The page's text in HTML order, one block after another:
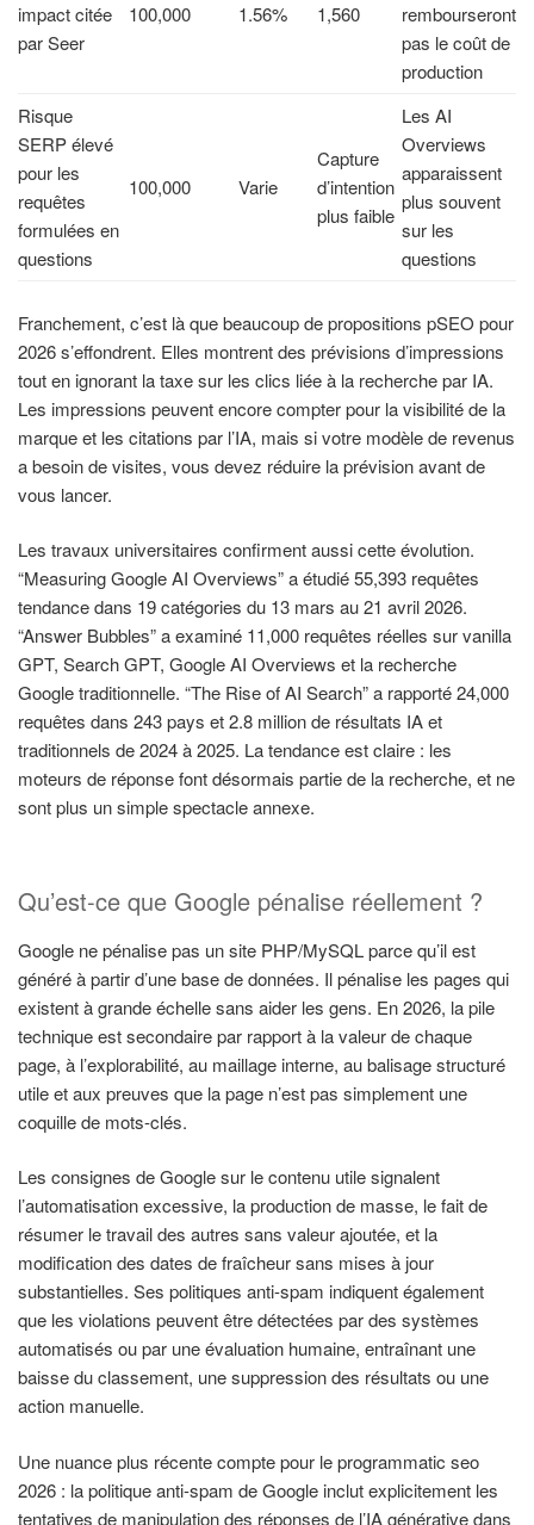
impact citée
par Seer
100,000 1.56% 1,560
rembourseront
pas le coût de
production
Risque
SERP élevé
pour les
requêtes
formulées en
questions
100,000 Varie
Capture
d’intention
plus faible
Les AI
Overviews
apparaissent
plus souvent
sur les
questions
Franchement, c’est là que beaucoup de propositions pSEO pour
2026 s’effondrent. Elles montrent des prévisions d’impressions
tout en ignorant la taxe sur les clics liée à la recherche par IA.
Les impressions peuvent encore compter pour la visibilité de la
marque et les citations par l’IA, mais si votre modèle de revenus
a besoin de visites, vous devez réduire la prévision avant de
vous lancer.
Les travaux universitaires confirment aussi cette évolution.
“Measuring Google AI Overviews” a étudié 55,393 requêtes
tendance dans 19 catégories du 13 mars au 21 avril 2026.
“Answer Bubbles” a examiné 11,000 requêtes réelles sur vanilla
GPT, Search GPT, Google AI Overviews et la recherche
Google traditionnelle. “The Rise of AI Search” a rapporté 24,000
requêtes dans 243 pays et 2.8 million de résultats IA et
traditionnels de 2024 à 2025. La tendance est claire : les
moteurs de réponse font désormais partie de la recherche, et ne
sont plus un simple spectacle annexe.
Qu’est-ce que Google pénalise réellement ?
Google ne pénalise pas un site PHP/MySQL parce qu’il est
généré à partir d’une base de données. Il pénalise les pages qui
existent à grande échelle sans aider les gens. En 2026, la pile
technique est secondaire par rapport à la valeur de chaque
page, à l’explorabilité, au maillage interne, au balisage structuré
utile et aux preuves que la page n’est pas simplement une
coquille de mots-clés.
Les consignes de Google sur le contenu utile signalent
l’automatisation excessive, la production de masse, le fait de
résumer le travail des autres sans valeur ajoutée, et la
modification des dates de fraîcheur sans mises à jour
substantielles. Ses politiques anti-spam indiquent également
que les violations peuvent être détectées par des systèmes
automatisés ou par une évaluation humaine, entraînant une
baisse du classement, une suppression des résultats ou une
action manuelle.
Une nuance plus récente compte pour le programmatic seo
2026 : la politique anti-spam de Google inclut explicitement les
tentatives de manipulation des réponses de l’IA générative dans